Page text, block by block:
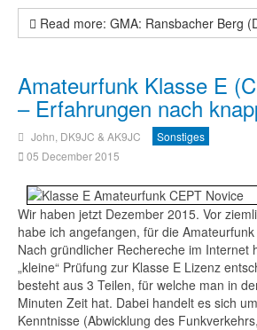
Read more: GMA: Ransbacher Berg
Amateurfunk Klasse E
– Erfahrungen nach
John, DK9JC & AK9JC
Sonstiges
05 December 2015
Wir haben jetzt Dezember 2015. Vor
habe ich angefangen, für die
Nach gründlicher Rechereche im Internet
„kleine“ Prüfung zur Klasse E Lizenz
besteht aus 3 Teilen, für welche man in
Minuten Zeit hat. Dabei handelt es sich
Kenntnisse (Abwicklung des